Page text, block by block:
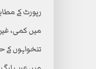
رپورٹ کے
میں کمی،